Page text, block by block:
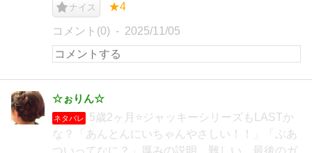
ナイス ★4
コメント(0) 2025/11/05
☆ぉりん☆
ネタバレ
5歳2ヶ月⭐️ジャッキーシリーズもLASTか
な？「あんとんにいちゃんやさしい！！」「ぶあ
ついってなに？」厚みの説明、難しい。最後のガ